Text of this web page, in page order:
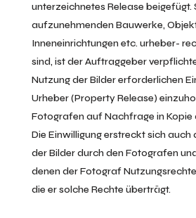
unterzeichnetes Release beigefügt.
aufzunehmenden Bauwerke,
Inneneinrichtungen etc. urheber-
sind, ist der Auftraggeber
Nutzung der Bilder erforderlichen
Urheber (Property Release)
Fotografen auf Nachfrage in Kopie
Die Einwilligung erstreckt sich auch
der Bilder durch den Fotografen
denen der Fotograf
die er solche Rechte überträgt.